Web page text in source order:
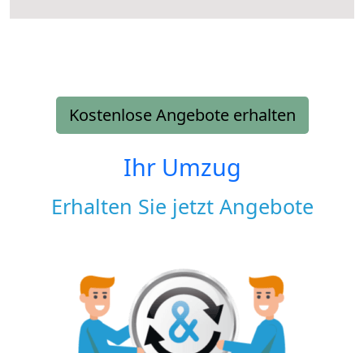
Kostenlose Angebote erhalten
Ihr Umzug
Erhalten Sie jetzt Angebote